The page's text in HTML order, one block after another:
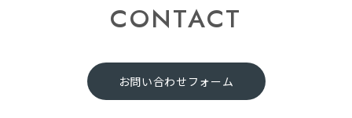
CONTACT
お問い合わせフォーム